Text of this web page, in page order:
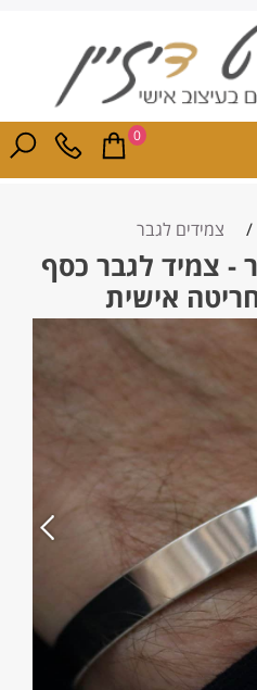
0
/ צמידים לגבר
- צמיד לגבר כסף
אישית